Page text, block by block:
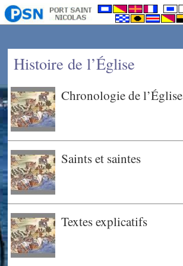
Histoire de l’Église
Chronologie de l’Église
Saints et saintes
Textes explicatifs